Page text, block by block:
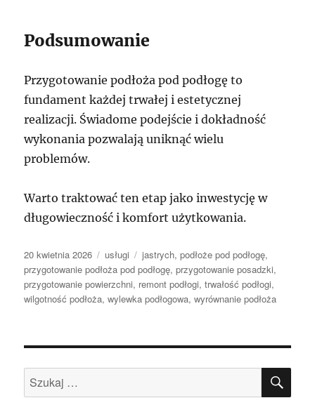
Podsumowanie
Przygotowanie podłoża pod podłogę to
fundament każdej trwałej i estetycznej
realizacji. Świadome podejście i dokładność
wykonania pozwalają uniknąć wielu
problemów.
Warto traktować ten etap jako inwestycję w
długowieczność i komfort użytkowania.
Data
publikacji
20 kwietnia 2026 Kategorie
usługi Tagi
jastrych,podłoże pod podłogę,
przygotowanie podłoża pod podłogę,przygotowanie posadzki,
przygotowanie powierzchni, remont podłogi,trwałość podłogi,
wilgotność podłoża,wylewka podłogowa,wyrównanie podłoża
Szukaj: